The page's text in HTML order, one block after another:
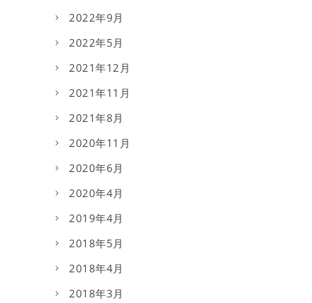
2022年9月
2022年5月
2021年12月
2021年11月
2021年8月
2020年11月
2020年6月
2020年4月
2019年4月
2018年5月
2018年4月
2018年3月